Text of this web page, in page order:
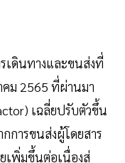
ดินทางและขนส่งที่
คม 2565 ที่ผ่านมา
เฉลี่ยปรับตัวขึ้น
การขนส่งผู้โดยสาร
เพิ่มขึ้นต่อเนื่องสู่